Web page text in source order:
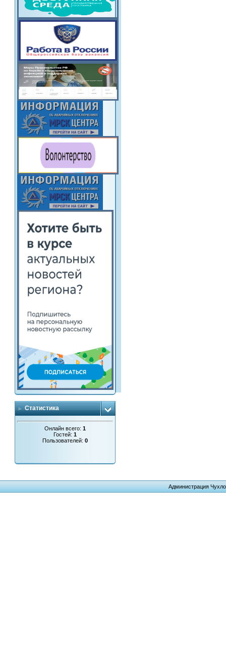
Статистика
Онлайн всего:1
Гостей:1
Пользователей:0
Администрация